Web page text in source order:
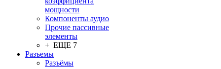
мощности
Компоненты аудио
Прочие пассивные
элементы
+ ЕЩЕ 7
Разъeмы
Разъёмы